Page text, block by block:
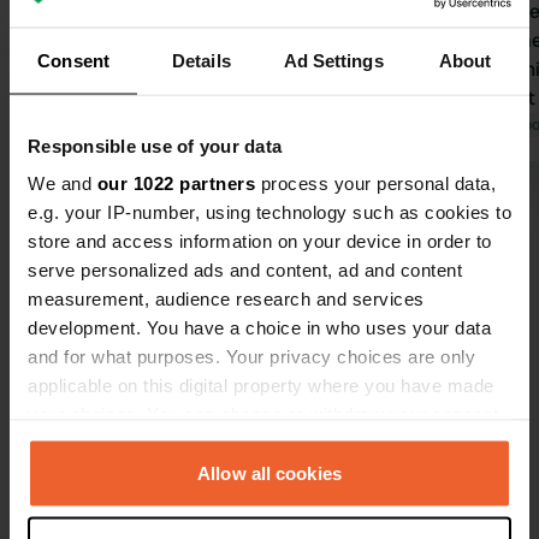
Consent Details Ad Settings About
Responsible use of your data
We and our 1022 partners process your personal data,
e.g. your IP-number, using technology such as cookies to
store and access information on your device in order to
serve personalized ads and content, ad and content
measurement, audience research and services
development. You have a choice in who uses your data
and for what purposes. Your privacy choices are only
applicable on this digital property where you have made
any time from the Cookie Declaration or by clicking on
the Privacy trigger icon.Allow all cookies
Attention
agents
cyclable
grâce aux
cyclable
tunnel,
droite, vous
grand
étages. En
arriverez
Traduit par
Voir tous les 9 avis
Es-tu déjà venu ici ?
Emplacement